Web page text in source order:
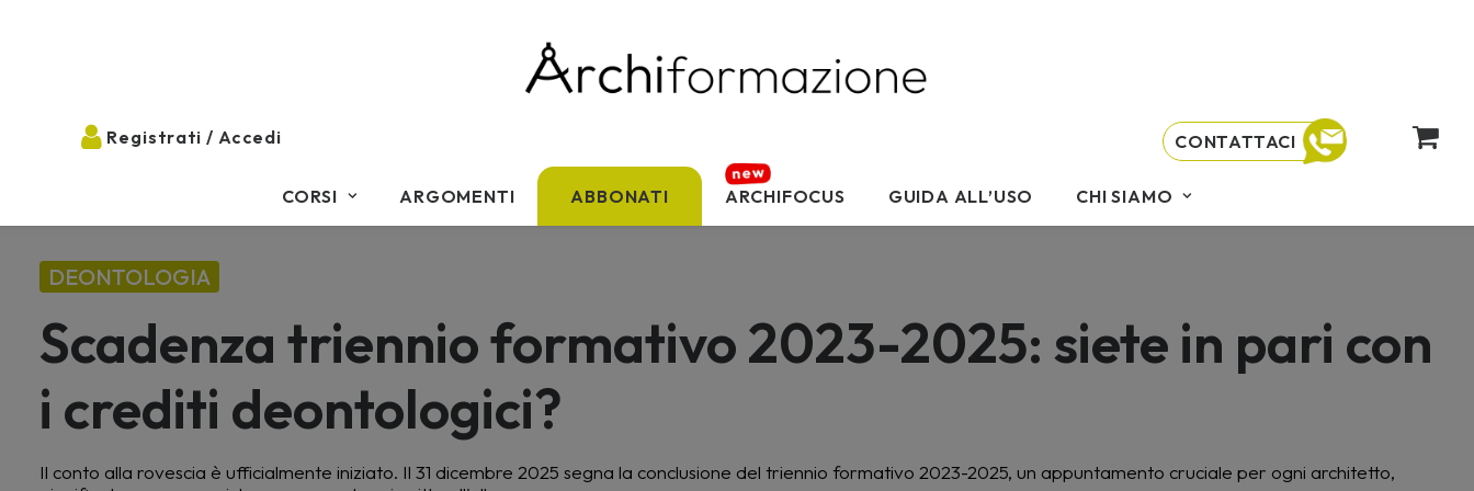
CORSI ARGOMENTI ABBONATI ARCHIFOCUS GUIDA ALL’USO CHI SIAMO
CONTATTACI
DEONTOLOGIA
Scadenza triennio formativo 2023-2025: siete in pari con
i crediti deontologici?
Il conto alla rovescia è ufficialmente iniziato. Il 31 dicembre 2025 segna la conclusione del triennio formativo 2023-2025, un appuntamento cruciale per ogni architetto,